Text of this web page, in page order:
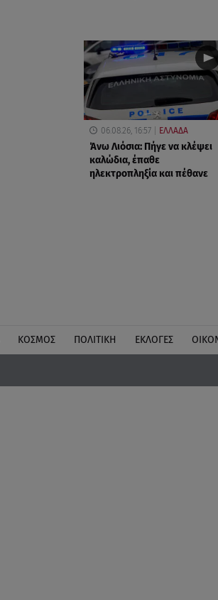
06.08.26, 16:57 ΕΛΛΑΔΑ
Άνω Λιόσια: Πήγε να κλέψει
καλώδια, έπαθε
ηλεκτροπληξία και πέθανε
ΚΟΣΜΟΣ ΠΟΛΙΤΙΚΗ ΕΚΛΟΓΕΣ